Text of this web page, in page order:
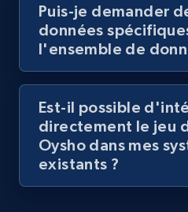
Puis-je demander
données
l'ensemble de
Est-il possible
directement le jeu
Oysho dans mes
existants ?